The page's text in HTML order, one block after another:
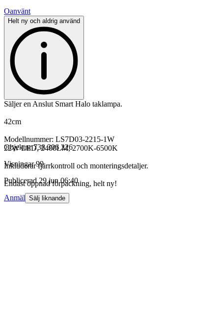
Oanvänt
Helt ny och aldrig använd
Säljer en Anslut Smart Halo taklampa.
42cm
Modellnummer: LS7D03-2215-1W
22W LED, 2400LM, 2700K-6500K
Inkluderar fjärrkontroll och monteringsdetaljer.
Endast öppnad förpackning, helt ny!
Objektnr 738 306 226
Visningar 99
Publicerad 29 jun 06:40
Anmäl Sälj liknande